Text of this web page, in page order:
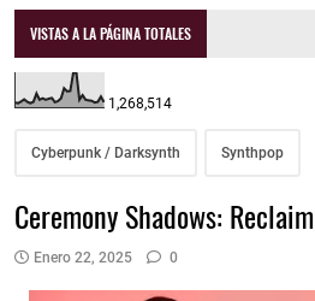
VISTAS A LA PÁGINA TOTALES
1,268,514
Cyberpunk / Darksynth Synthpop
Ceremony Shadows: Reclaim
Enero 22, 2025 0